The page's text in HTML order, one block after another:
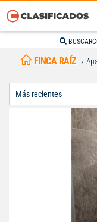
BUSCAR
FINCA RAÍZ